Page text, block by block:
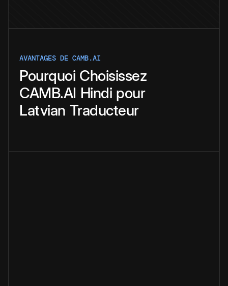
AVANTAGES DE CAMB.AI
Pourquoi Choisissez
CAMB.AI Hindi pour
Latvian Traducteur